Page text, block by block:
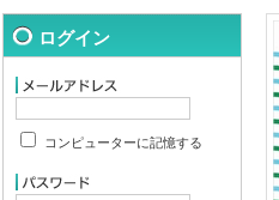
ログイン
コンピューターに記憶する